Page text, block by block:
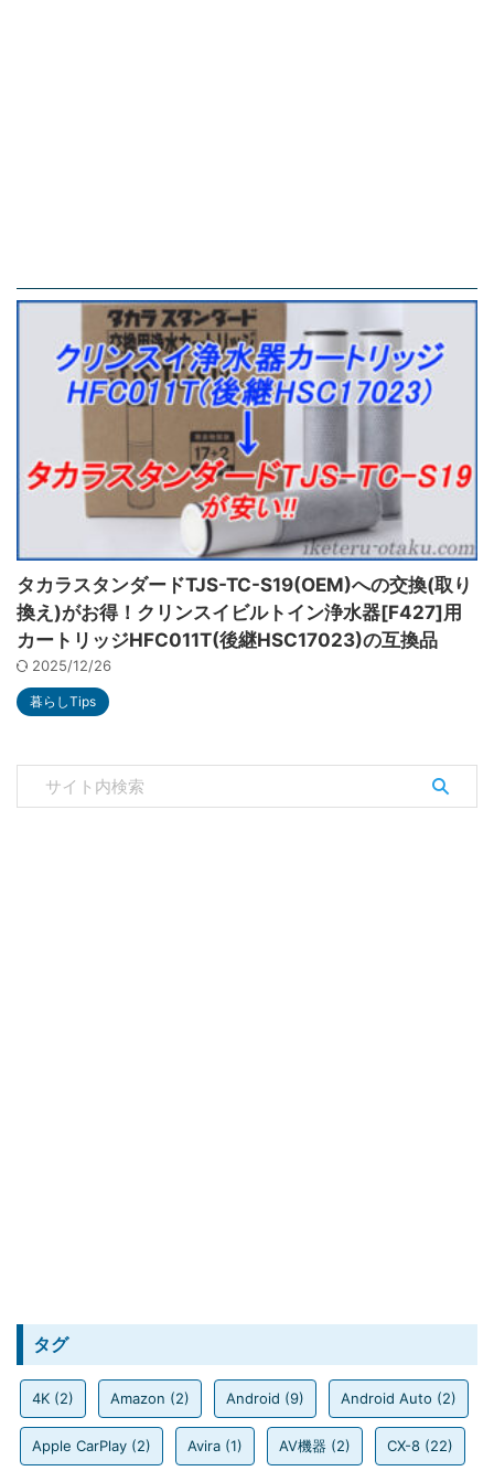
タカラスタンダードTJS-TC-S19(OEM)への交換(取り
換え)がお得！クリンスイビルトイン浄水器[F427]用
カートリッジHFC011T(後継HSC17023)の互換品
2025/12/26
暮らしTips
タグ
4K (2) Amazon (2) Android (9) Android Auto (2)
Apple CarPlay (2) Avira (1) AV機器 (2) CX-8 (22)